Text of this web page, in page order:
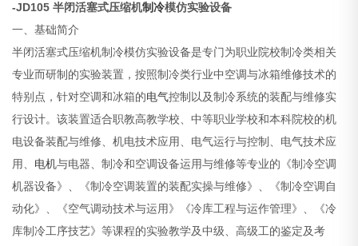
-JD105 半闭活塞式压缩机制冷模仿实验设备
一、基础简介
半闭活塞式压缩机制冷模仿实验设备是专门为职业院校制冷类相关
专业而研制的实验装置，按照制冷类行业中空调与冰箱维修技术的
特别点，针对空调和冰箱的电气控制以及制冷系统的装配与维修实
行设计。该装置适合职教高教学校、中等职业学校和本科院校的机
电设备装配与维修、机电技术应用、电气运行与控制、电气技术应
用、 电机与电器、制冷和空调设备运用与维修等专业的《制冷空调
机器设备》、《制冷空调装置的装配实操与维修》、《制冷空调自
动化》、《空气调动技术与运用》《冷库工程与运作管理》、《冷
库制冷工序技艺》等课程的实验教学及中级、高级工的鉴定及考